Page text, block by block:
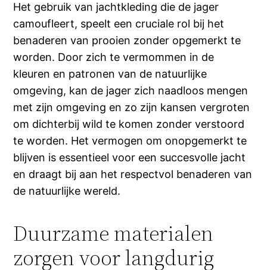
Het gebruik van jachtkleding die de jager
camoufleert, speelt een cruciale rol bij het
benaderen van prooien zonder opgemerkt te
worden. Door zich te vermommen in de
kleuren en patronen van de natuurlijke
omgeving, kan de jager zich naadloos mengen
met zijn omgeving en zo zijn kansen vergroten
om dichterbij wild te komen zonder verstoord
te worden. Het vermogen om onopgemerkt te
blijven is essentieel voor een succesvolle jacht
en draagt bij aan het respectvol benaderen van
de natuurlijke wereld.
Duurzame materialen
zorgen voor langdurig